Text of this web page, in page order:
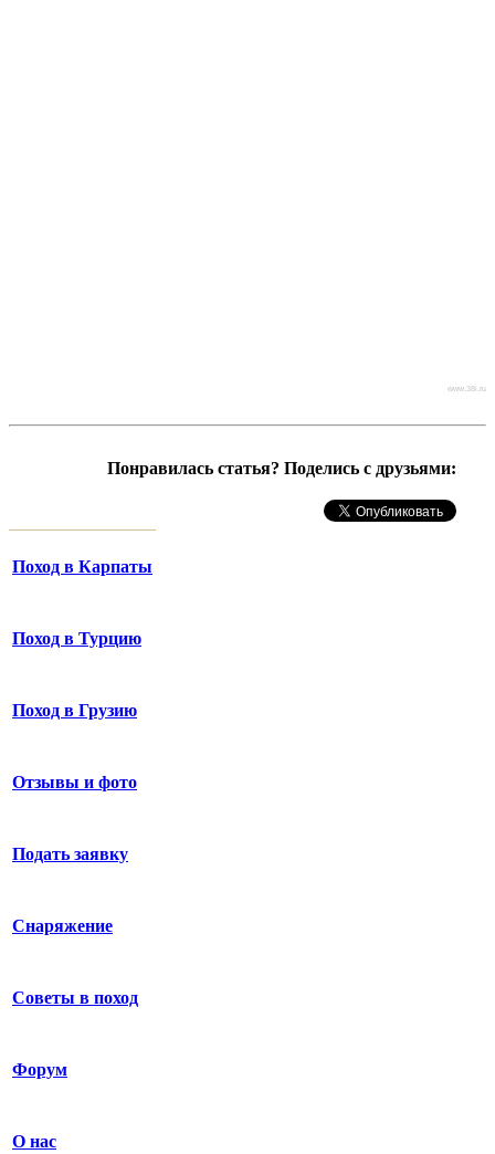
www.38i.ru
Понравилась статья? Поделись с друзьями:
Поход в Карпаты
Поход в Турцию
Поход в Грузию
Отзывы и фото
Подать заявку
Снаряжение
Советы в поход
Форум
О нас